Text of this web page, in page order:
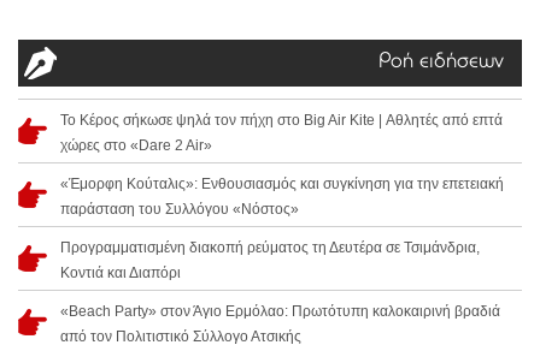
Ροή ειδήσεων
Το Κέρος σήκωσε ψηλά τον πήχη στο Big Air Kite | Αθλητές από επτά
χώρες στο «Dare 2 Air»
«Έμορφη Κούταλις»: Ενθουσιασμός και συγκίνηση για την επετειακή
παράσταση του Συλλόγου «Νόστος»
Προγραμματισμένη διακοπή ρεύματος τη Δευτέρα σε Τσιμάνδρια,
Κοντιά και Διαπόρι
«Beach Party» στον Άγιο Ερμόλαο: Πρωτότυπη καλοκαιρινή βραδιά
από τον Πολιτιστικό Σύλλογο Ατσικής